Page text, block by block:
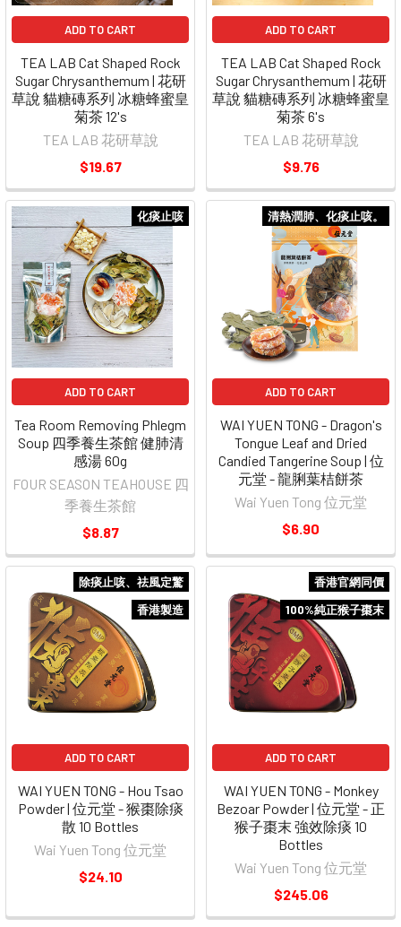
ADD TO CART
TEA LAB Cat Shaped Rock
Sugar Chrysanthemum | 花研
草說 貓糖磚系列 冰糖蜂蜜皇
菊茶 12's
TEA LAB 花研草說
$19.67
ADD TO CART
TEA LAB Cat Shaped Rock
Sugar Chrysanthemum | 花研
草說 貓糖磚系列 冰糖蜂蜜皇
菊茶 6's
TEA LAB 花研草說
$9.76
化痰止咳
ADD TO CART
Tea Room Removing Phlegm
Soup 四季養生茶館 健肺清
感湯 60g
FOUR SEASON TEAHOUSE 四
季養生茶館
$8.87
清熱潤肺、化痰止咳。
ADD TO CART
WAI YUEN TONG - Dragon's
Tongue Leaf and Dried
Candied Tangerine Soup | 位
元堂 - 龍脷葉桔餅茶
Wai Yuen Tong 位元堂
$6.90
除痰止咳、祛風定驚
香港製造
ADD TO CART
WAI YUEN TONG - Hou Tsao
Powder | 位元堂 - 猴棗除痰
散 10 Bottles
Wai Yuen Tong 位元堂
$24.10
香港官網同價
100%純正猴子棗末
ADD TO CART
WAI YUEN TONG - Monkey
Bezoar Powder | 位元堂 - 正
猴子棗末 強效除痰 10
Bottles
Wai Yuen Tong 位元堂
$245.06